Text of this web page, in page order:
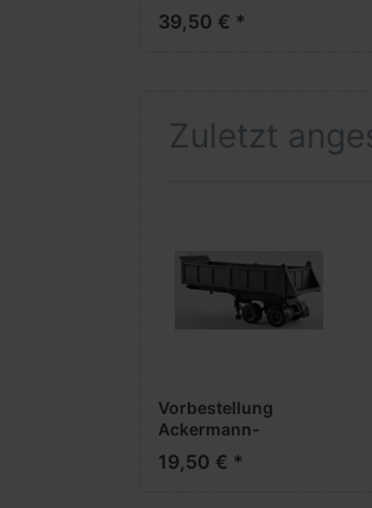
***Neuheiten
39,50 € *
Zuletzt
Vorbestellung
Ackermann-
Sattelkipper -
Bausatz-
19,50 € *